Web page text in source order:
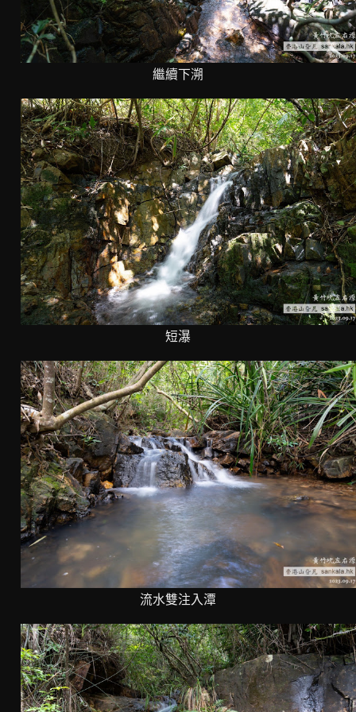
繼續下溯
短瀑
流水雙注入潭